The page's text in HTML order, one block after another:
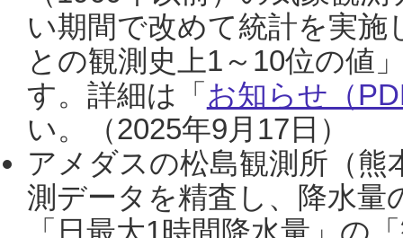
い期間で改めて統計を実
との観測史上1～10位の値
す。詳細は「 お知らせ（
い。（2025年9月17日）
アメダスの松島観測所（熊
測データを精査し、降水
「日最大1時間降水量」の